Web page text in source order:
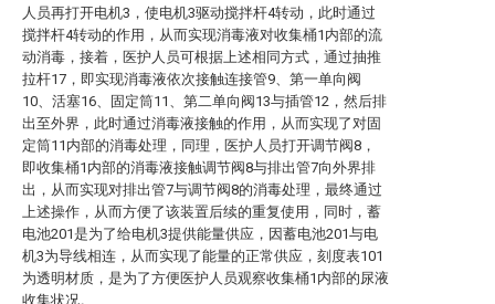
人员再打开电机3，使电机3驱动搅拌杆4转动，此时通过
搅拌杆4转动的作用，从而实现消毒液对收集桶1内部的流
动消毒，接着，医护人员可根据上述相同方式，通过抽推
拉杆17，即实现消毒液依次接触连接管9、第一单向阀
10、活塞16、固定筒11、第二单向阀13与插管12，然后排
出至外界，此时通过消毒液接触的作用，从而实现了对固
定筒11内部的消毒处理，同理，医护人员打开调节阀8，
即收集桶1内部的消毒液接触调节阀8与排出管7向外界排
出，从而实现对排出管7与调节阀8的消毒处理，最终通过
上述操作，从而方便了该装置后续的重复使用，同时，蓄
电池201是为了给电机3提供能量供应，因蓄电池201与电
机3为导线相连，从而实现了能量的正常供应，刻度表101
为透明材质，是为了方便医护人员观察收集桶1内部的尿液
收集状况。